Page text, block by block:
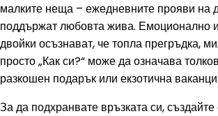
малките неща – ежедневните прояви на
поддържат любовта жива. Емоционално
двойки осъзнават, че топла прегръдка,
просто „Как си?“ може да означава
разкошен подарък или екзотична
За да подхранвате връзката си,